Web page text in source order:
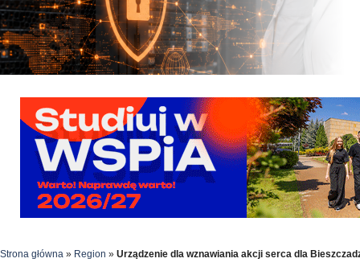
Strona główna » Region » Urządzenie dla wznawiania akcji serca dla